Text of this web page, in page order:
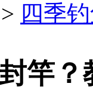
> 四季
竿